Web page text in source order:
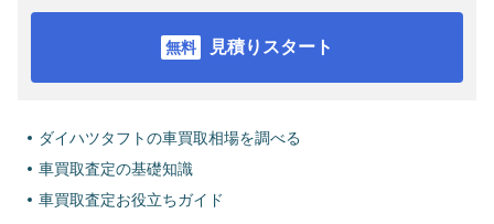
見積りスタート
ダイハツタフトの車買取相場を調べる
車買取査定の基礎知識
車買取査定お役立ちガイド